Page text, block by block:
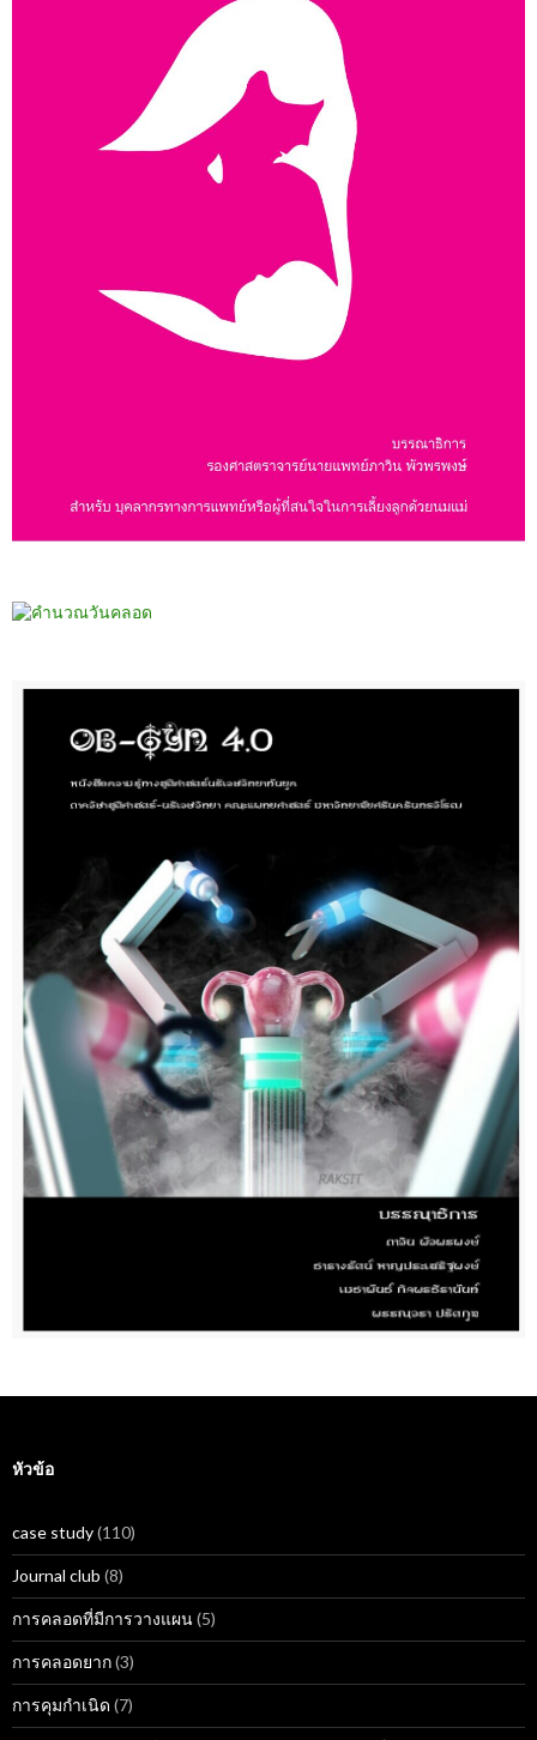
หัวข้อ
case study(110)
Journal club (8)
การคลอดที่มีการวางแผน(5)
การคลอดยาก(3)
การคุมกำเนิด (7)